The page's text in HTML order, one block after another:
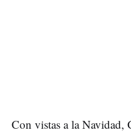
Con vistas a la Navidad,